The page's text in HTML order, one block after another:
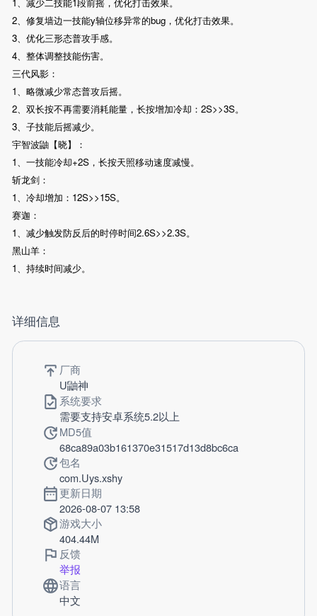
2、修复墙边一技能y轴位移异常的bug，优化打击效果。
3、优化三形态普攻手感。
4、整体调整技能伤害。
三代风影：
1、略微减少常态普攻后摇。
2、双长按不再需要消耗能量，长按增加冷却：2S>>3S。
3、子技能后摇减少。
宇智波鼬【晓】：
1、一技能冷却+2S，长按天照移动速度减慢。
斩龙剑：
1、冷却增加：12S>>15S。
赛迦：
1、减少触发防反后的时停时间2.6S>>2.3S。
黑山羊：
1、持续时间减少。
详细信息
厂商
U鼬神
系统要求
需要支持安卓系统5.2以上
MD5值
68ca89a03b161370e31517d13d8bc6ca
包名
com.Uys.xshy
更新日期
2026-08-07 13:58
游戏大小
404.44M
反馈
举报
语言
中文